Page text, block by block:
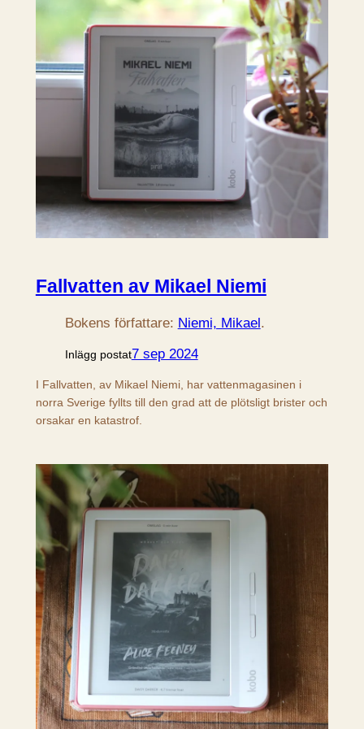
Fallvatten av Mikael Niemi
Bokens författare: Niemi, Mikael.
Inlägg postat7 sep 2024
I Fallvatten, av Mikael Niemi, har vattenmagasinen i
norra Sverige fyllts till den grad att de plötsligt brister och
orsakar en katastrof.